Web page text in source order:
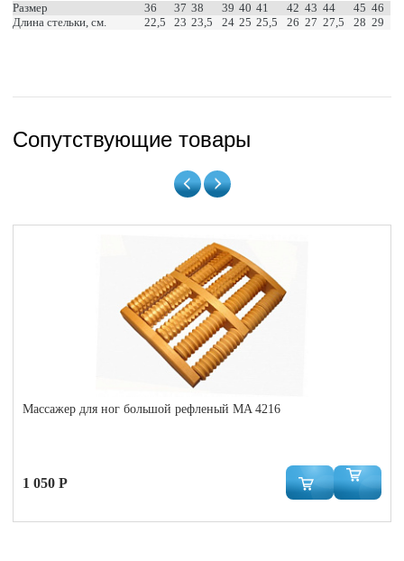
Размер 36 37 38 39 40 41 42 43 44 45 46
Длина стельки, см.
22,5 23 23,5 24 25 25,5 26 27 27,5 28 29
Сопутствующие товары
Массажер для ног большой рефленый MA 4216
1 050 Р